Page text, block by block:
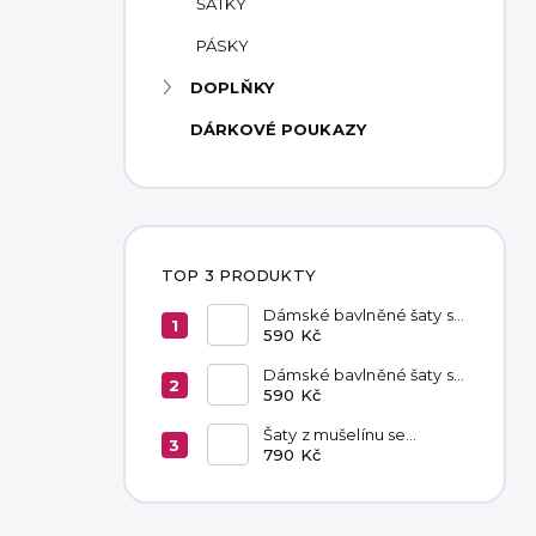
PÁSKY
DOPLŇKY
DÁRKOVÉ POUKAZY
TOP 3 PRODUKTY
Dámské bavlněné šaty s
kapsami Red
590 Kč
Dámské bavlněné šaty s
kapsami Chocolate
590 Kč
Šaty z mušelínu se
zavazováním v pase
790 Kč